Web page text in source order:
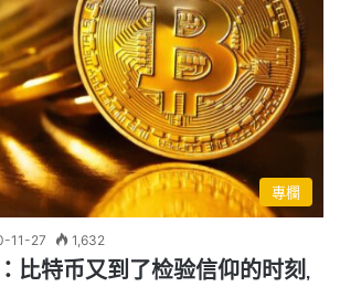
專欄
11-27 1,632
比特币又到了检验信仰的时刻,